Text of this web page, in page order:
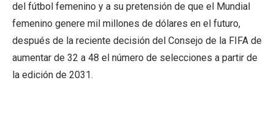
del fútbol femenino y a su pretensión de que el Mundial
femenino genere mil millones de dólares en el futuro,
después de la reciente decisión del Consejo de la FIFA de
aumentar de 32 a 48 el número de selecciones a partir de
la edición de 2031.